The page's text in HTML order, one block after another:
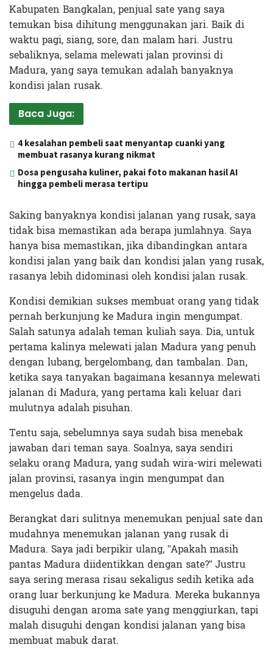
Kabupaten Bangkalan, penjual sate yang saya
temukan bisa dihitung menggunakan jari. Baik di
waktu pagi, siang, sore, dan malam hari. Justru
sebaliknya, selama melewati jalan provinsi di
Madura, yang saya temukan adalah banyaknya
kondisi jalan rusak.
Baca Juga:
4 kesalahan pembeli saat menyantap cuanki yang
membuat rasanya kurang nikmat
Dosa pengusaha kuliner, pakai foto makanan hasil AI
hingga pembeli merasa tertipu
Saking banyaknya kondisi jalanan yang rusak, saya
tidak bisa memastikan ada berapa jumlahnya. Saya
hanya bisa memastikan, jika dibandingkan antara
kondisi jalan yang baik dan kondisi jalan yang rusak,
rasanya lebih didominasi oleh kondisi jalan rusak.
Kondisi demikian sukses membuat orang yang tidak
pernah berkunjung ke Madura ingin mengumpat.
Salah satunya adalah teman kuliah saya. Dia, untuk
pertama kalinya melewati jalan Madura yang penuh
dengan lubang, bergelombang, dan tambalan. Dan,
ketika saya tanyakan bagaimana kesannya melewati
jalanan di Madura, yang pertama kali keluar dari
mulutnya adalah pisuhan.
Tentu saja, sebelumnya saya sudah bisa menebak
jawaban dari teman saya. Soalnya, saya sendiri
selaku orang Madura, yang sudah wira-wiri melewati
jalan provinsi, rasanya ingin mengumpat dan
mengelus dada.
Berangkat dari sulitnya menemukan penjual sate dan
mudahnya menemukan jalanan yang rusak di
Madura. Saya jadi berpikir ulang, ”Apakah masih
pantas Madura diidentikkan dengan sate?” Justru
saya sering merasa risau sekaligus sedih ketika ada
orang luar berkunjung ke Madura. Mereka bukannya
disuguhi dengan aroma sate yang menggiurkan, tapi
malah disuguhi dengan kondisi jalanan yang bisa
membuat mabuk darat.